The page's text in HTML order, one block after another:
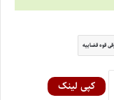
قوه قضاییه
کپی لینک